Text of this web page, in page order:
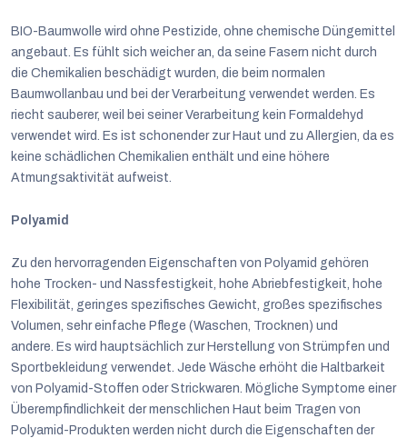
BIO-Baumwolle wird ohne Pestizide, ohne chemische Düngemittel
angebaut. Es fühlt sich weicher an, da seine Fasern nicht durch
die Chemikalien beschädigt wurden, die beim normalen
Baumwollanbau und bei der Verarbeitung verwendet werden. Es
riecht sauberer, weil bei seiner Verarbeitung kein Formaldehyd
verwendet wird. Es ist schonender zur Haut und zu Allergien, da es
keine schädlichen Chemikalien enthält und eine höhere
Atmungsaktivität aufweist.
Polyamid
Zu den hervorragenden Eigenschaften von Polyamid gehören
hohe Trocken- und Nassfestigkeit, hohe Abriebfestigkeit, hohe
Flexibilität, geringes spezifisches Gewicht, großes spezifisches
Volumen, sehr einfache Pflege (Waschen, Trocknen) und
andere. Es wird hauptsächlich zur Herstellung von Strümpfen und
Sportbekleidung verwendet. Jede Wäsche erhöht die Haltbarkeit
von Polyamid-Stoffen oder Strickwaren. Mögliche Symptome einer
Überempfindlichkeit der menschlichen Haut beim Tragen von
Polyamid-Produkten werden nicht durch die Eigenschaften der